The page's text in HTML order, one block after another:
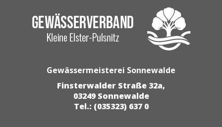
Gewässermeisterei Sonnewalde
Finsterwalder Straße 32a,
03249 Sonnewalde
Tel.: (035323) 637 0